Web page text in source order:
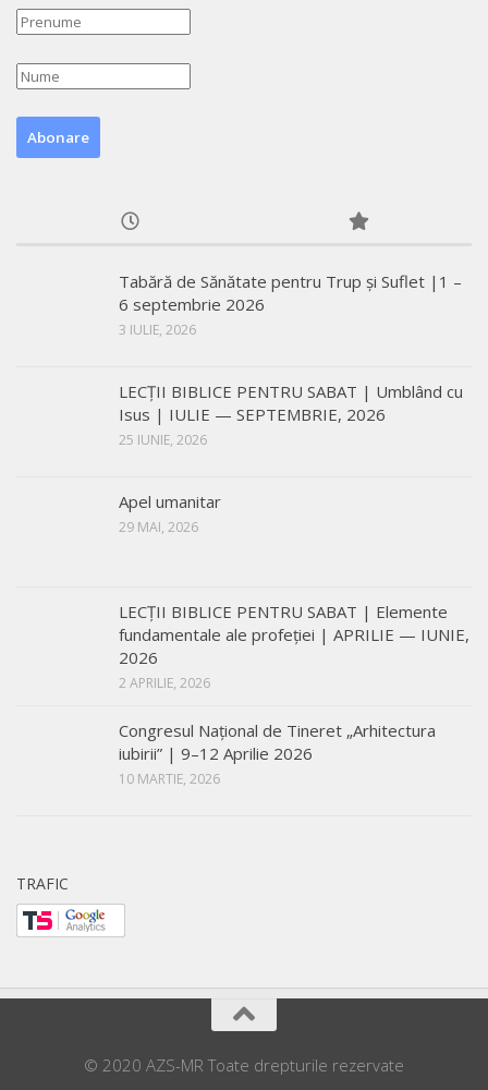
Tabără de Sănătate pentru Trup și Suflet |1 –
6 septembrie 2026
3 IULIE, 2026
LECŢII BIBLICE PENTRU SABAT | Umblând cu
Isus | IULIE — SEPTEMBRIE, 2026
25 IUNIE, 2026
Apel umanitar
29 MAI, 2026
LECŢII BIBLICE PENTRU SABAT | Elemente
fundamentale ale profeției | APRILIE — IUNIE,
2026
2 APRILIE, 2026
Congresul Național de Tineret „Arhitectura
iubirii” | 9–12 Aprilie 2026
10 MARTIE, 2026
TRAFIC
© 2020 AZS-MR Toate drepturile rezervate